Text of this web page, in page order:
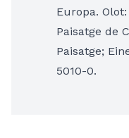
Europa.
Paisatge de
Paisatge;
5010-0.